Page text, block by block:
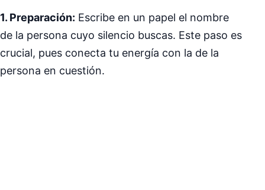
1. Preparación: Escribe en un papel el nombre
de la persona cuyo silencio buscas. Este paso es
crucial, pues conecta tu energía con la de la
persona en cuestión.